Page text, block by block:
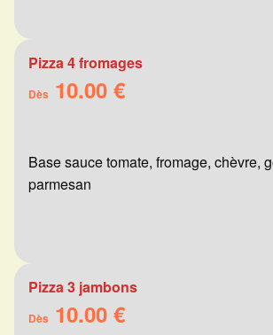
Pizza 4 fromages
Dès 10.00 €
Base sauce tomate, fromage, chèvre,
parmesan
Pizza 3 jambons
Dès 10.00 €